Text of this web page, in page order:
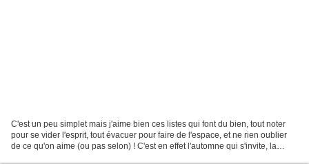
C'est un peu simplet mais j'aime bien ces listes qui font du bien, tout noter
pour se vider l'esprit, tout évacuer pour faire de l'espace, et ne rien oublier
de ce qu'on aime (ou pas selon) ! C'est en effet l'automne qui s'invite, la